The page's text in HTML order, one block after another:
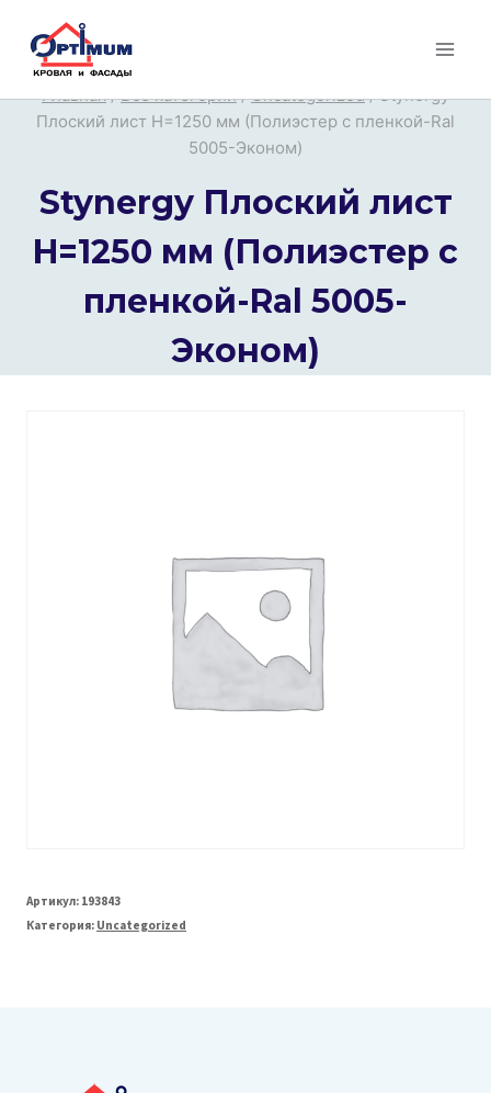
Перейти
Главная / Все категории / Uncategorized / Stynergy
Плоский лист H=1250 мм (Полиэстер с пленкой-Ral
5005-Эконом)
Stynergy Плоский лист
H=1250 мм (Полиэстер с
пленкой-Ral 5005-
Эконом)
Артикул: 193843
Категория: Uncategorized